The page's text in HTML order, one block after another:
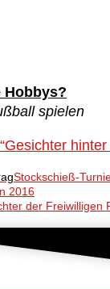
Hobbys?
spielen
Stockschieß-
2016
der Freiwilligen